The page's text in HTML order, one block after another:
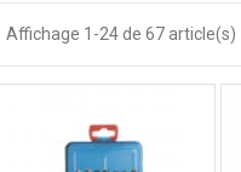
Affichage 1-24 de 67 article(s)